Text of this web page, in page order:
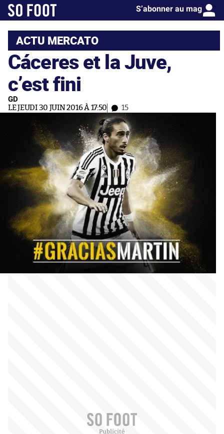
S’abonner au mag
ACTU MERCATO
Cáceres et la Juve,
c’est fini
GD
LE JEUDI 30 JUIN 2016 À 17:50 15